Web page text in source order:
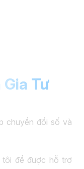
Tư
chuyển đổi số và
để được hỗ trợ